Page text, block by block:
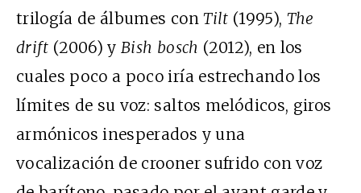
trilogía de álbumes conTilt (1995), The
drift (2006) yBish bosch (2012), en los
cuales poco a poco iría estrechando los
límites de su voz: saltos melódicos, giros
armónicos inesperados y una
vocalización de crooner sufrido con voz